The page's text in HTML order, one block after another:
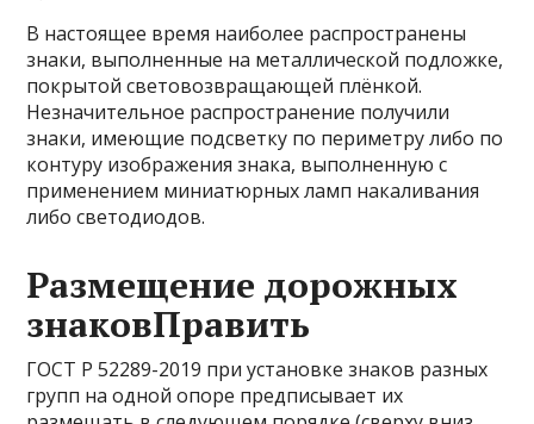
В настоящее время наиболее распространены
знаки, выполненные на металлической подложке,
покрытой световозвращающей плёнкой.
Незначительное распространение получили
знаки, имеющие подсветку по периметру либо по
контуру изображения знака, выполненную с
применением миниатюрных ламп накаливания
либо светодиодов.
Размещение дорожных
знаковПравить
ГОСТ Р 52289-2019 при установке знаков разных
групп на одной опоре предписывает их